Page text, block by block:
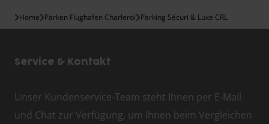
Home Parken Flughafen Charleroi Parking Sécuri & Luxe CRL
Service & Kontakt
Unser Kundenservice-Team steht Ihnen per E-Mail
und Chat zur Verfügung, um Ihnen beim Vergleichen